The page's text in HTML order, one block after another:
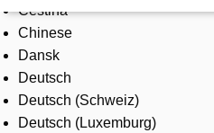
Products & Solutions
Industries
Services
About us
Where to buy
Contact us
Čeština
Chinese
Dansk
Deutsch
Deutsch (Schweiz)
Deutsch (Luxemburg)